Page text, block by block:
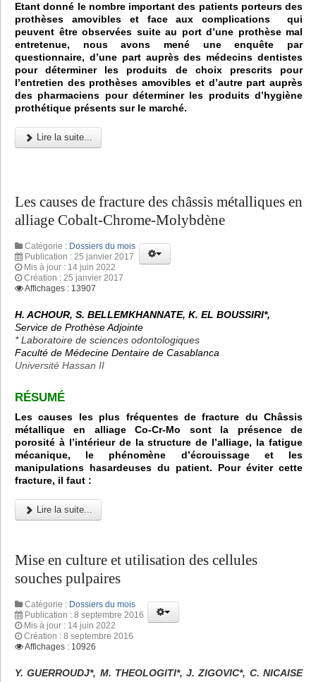
Etant donné le nombre important des patients porteurs des
prothèses amovibles et face aux complications qui
peuvent être observées suite au port d’une prothèse mal
entretenue, nous avons mené une enquête par
questionnaire, d’une part auprès des médecins dentistes
pour déterminer les produits de choix prescrits pour
l’entretien des prothèses amovibles et d’autre part auprès
des pharmaciens pour déterminer les produits d’hygiène
prothétique présents sur le marché.
Lire la suite...
Les causes de fracture des châssis métalliques en
alliage Cobalt-Chrome-Molybdène
Catégorie : Dossiers du mois
Publication : 25 janvier 2017
Mis à jour : 14 juin 2022
Création : 25 janvier 2017
Affichages : 13907
H. ACHOUR, S. BELLEMKHANNATE, K. EL BOUSSIRI*,
Service de Prothèse Adjointe
* Laboratoire de sciences odontologiques
Faculté de Médecine Dentaire de Casablanca
Université Hassan II
RÉSUMÉ
Les causes les plus fréquentes de fracture du Châssis
métallique en alliage Co-Cr-Mo sont la présence de
porosité à l’intérieur de la structure de l’alliage, la fatigue
mécanique, le phénomène d’écrouissage et les
manipulations hasardeuses du patient. Pour éviter cette
fracture, il faut :
Lire la suite...
Mise en culture et utilisation des cellules
souches pulpaires
Catégorie : Dossiers du mois
Publication : 8 septembre 2016
Mis à jour : 14 juin 2022
Création : 8 septembre 2016
Affichages : 10926
Y. GUERROUDJ*, M. THEOLOGITI*, J. ZIGOVIC*, C. NICAISE